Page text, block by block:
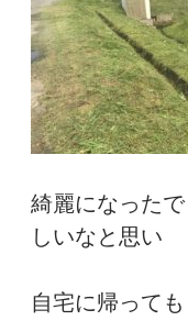
綺麗になった
しいなと思い
自宅に帰って